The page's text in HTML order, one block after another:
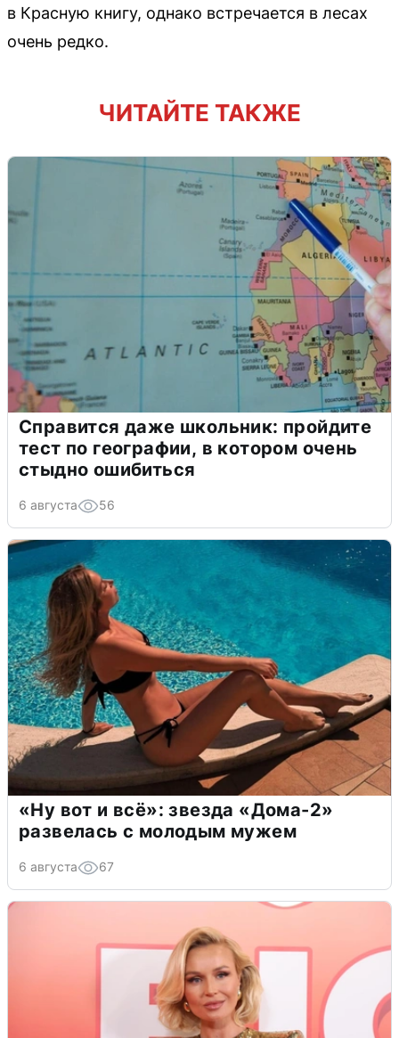
в Красную книгу, однако встречается в лесах
очень редко.
ЧИТАЙТЕ ТАКЖЕ
Справится даже школьник: пройдите
тест по географии, в котором очень
стыдно ошибиться
6 августа 56
«Ну вот и всё»: звезда «Дома-2»
развелась с молодым мужем
6 августа 67